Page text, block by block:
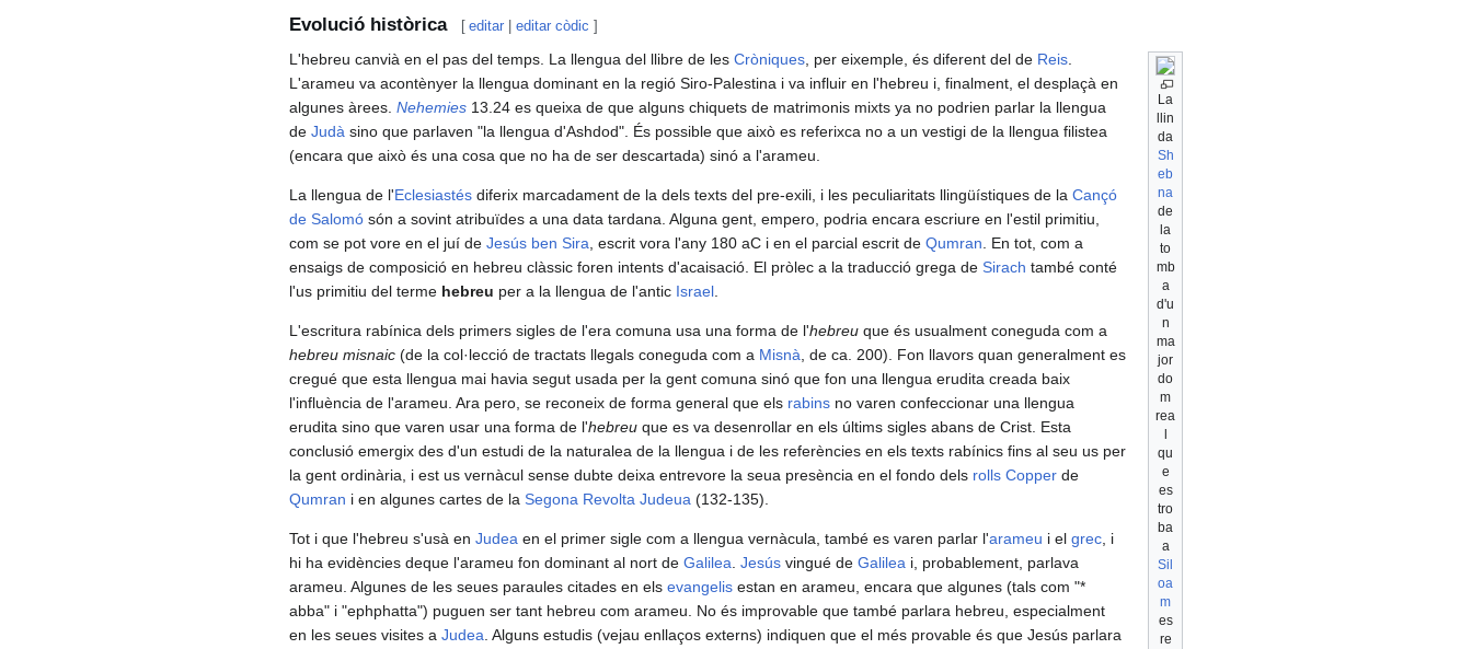
Evolució històrica [ editar |editar còdic ]
La
llin
da
Sh
eb
na
de
la
to
mb
a
d'u
n
ma
jor
do
m
rea
qu
e
es
tro
ba
a
Sil
oa
m
es
re
L'hebreu canvià en el pas del temps. La llengua del llibre de les Cròniques , per eixemple, és diferent del de Reis
L'arameu va acontènyer la llengua dominant en la regió Siro-Palestina i va influir en l'hebreu i, finalment, el desplaçà en
algunes àrees. Nehemies 13.24 es queixa de que alguns chiquets de matrimonis mixts ya no podrien parlar la llengua
de Judà sino que parlaven "la llengua d'Ashdod". És possible que això es referixca no a un vestigi de la llengua filistea
(encara que això és una cosa que no ha de ser descartada) sinó a l'arameu.
La llengua de l'Eclesiastés diferix marcadament de la dels texts del pre-exili, i les peculiaritats llingüístiques de la Cançó
de Salomó són a sovint atribuïdes a una data tardana. Alguna gent, empero, podria encara escriure en l'estil primitiu,
com se pot vore en el juí de Jesús ben Sira , escrit vora l'any 180 aC i en el parcial escrit de Qumran . En tot, com a
ensaigs de composició en hebreu clàssic foren intents d'acaisació. El pròlec a la traducció grega de Sirach també conté
l'us primitiu del terme hebreu per a la llengua de l'antic Israel
L'escritura rabínica dels primers sigles de l'era comuna usa una forma de l'hebreu que és usualment coneguda com a
hebreu misnaic (de la col·lecció de tractats llegals coneguda com a Misnà , de ca. 200). Fon llavors quan generalment es
cregué que esta llengua mai havia segut usada per la gent comuna sinó que fon una llengua erudita creada baix
l'influència de l'arameu. Ara pero, se reconeix de forma general que els rabins no varen confeccionar una llengua
erudita sino que varen usar una forma de l'hebreu que es va desenrollar en els últims sigles abans de Crist. Esta
conclusió emergix des d'un estudi de la naturalea de la llengua i de les referències en els texts rabínics fins al seu us per
la gent ordinària, i est us vernàcul sense dubte deixa entrevore la seua presència en el fondo dels rolls Copper de
Qumran i en algunes cartes de la Segona Revolta Judeua (132-135).
Tot i que l'hebreu s'usà en Judea en el primer sigle com a llengua vernàcula, també es varen parlar l'arameu i el grec , i
hi ha evidències deque l'arameu fon dominant al nort de Galilea Jesús vingué de Galilea i, probablement, parlava
arameu. Algunes de les seues paraules citades en els evangelis estan en arameu, encara que algunes (tals com "*
abba" i "ephphatta") puguen ser tant hebreu com arameu. No és improvable que també parlara hebreu, especialment
en les seues visites a Judea . Alguns estudis (vejau enllaços externs) indiquen que el més provable és que Jesús parlara